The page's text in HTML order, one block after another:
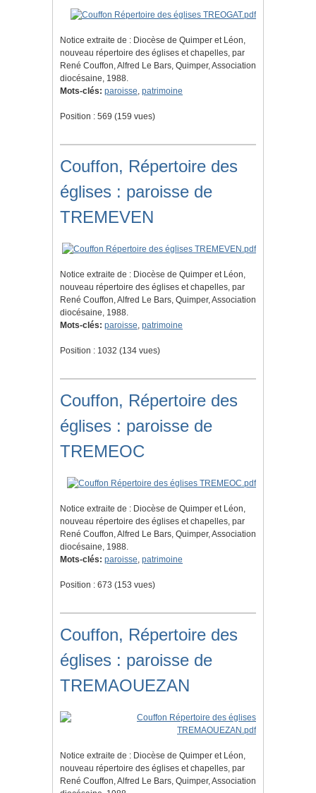
Notice extraite de : Diocèse de Quimper et Léon,
nouveau répertoire des églises et chapelles, par
René Couffon, Alfred Le Bars, Quimper, Association
diocésaine, 1988.
Mots-clés: paroisse, patrimoine
Position : 569 (159 vues)
Couffon, Répertoire des
églises : paroisse de
TREMEVEN
Notice extraite de : Diocèse de Quimper et Léon,
nouveau répertoire des églises et chapelles, par
René Couffon, Alfred Le Bars, Quimper, Association
diocésaine, 1988.
Mots-clés: paroisse, patrimoine
Position : 1032 (134 vues)
Couffon, Répertoire des
églises : paroisse de
TREMEOC
Notice extraite de : Diocèse de Quimper et Léon,
nouveau répertoire des églises et chapelles, par
René Couffon, Alfred Le Bars, Quimper, Association
diocésaine, 1988.
Mots-clés: paroisse, patrimoine
Position : 673 (153 vues)
Couffon, Répertoire des
églises : paroisse de
TREMAOUEZAN
Notice extraite de : Diocèse de Quimper et Léon,
nouveau répertoire des églises et chapelles, par
René Couffon, Alfred Le Bars, Quimper, Association